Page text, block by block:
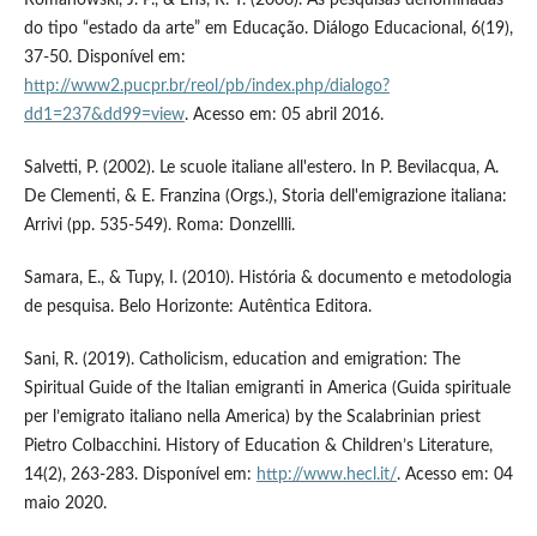
do tipo “estado da arte” em Educação. Diálogo Educacional, 6(19),
37-50. Disponível em:
http://www2.pucpr.br/reol/pb/index.php/dialogo?
dd1=237&dd99=view. Acesso em: 05 abril 2016.
Salvetti, P. (2002). Le scuole italiane all'estero. In P. Bevilacqua, A.
De Clementi, & E. Franzina (Orgs.), Storia dell'emigrazione italiana:
Arrivi (pp. 535-549). Roma: Donzellli.
Samara, E., & Tupy, I. (2010). História & documento e metodologia
de pesquisa. Belo Horizonte: Autêntica Editora.
Sani, R. (2019). Catholicism, education and emigration: The
Spiritual Guide of the Italian emigranti in America (Guida spirituale
per l’emigrato italiano nella America) by the Scalabrinian priest
Pietro Colbacchini. History of Education & Children’s Literature,
14(2), 263-283. Disponível em: http://www.hecl.it/. Acesso em: 04
maio 2020.